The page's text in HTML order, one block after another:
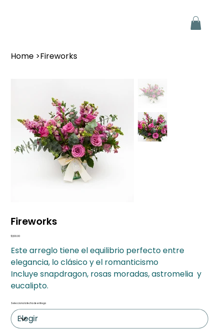
Home >Fireworks
Fireworks
Precio
$1,100.00
Este arreglo tiene el equilibrio perfecto entre
elegancia, lo clásico y el romanticismo
Incluye snapdragon, rosas moradas, astromelia y
eucalipto.
Selecciona la fecha de entrega